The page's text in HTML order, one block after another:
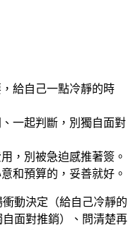
，給自己一點冷靜的時
、一起判斷，別獨自面對
，別被急迫感推著簽。
意和預算的，妥善就好。
動決定（給自己冷靜的
面對推銷）、問清楚再